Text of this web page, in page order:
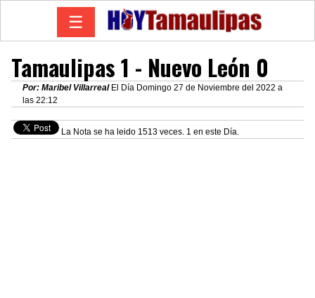
☰
Tamaulipas 1 - Nuevo León 0
Por: Maribel VillarrealEl Día Domingo 27 de Noviembre del 2022 a
las 22:12
La Nota se ha leido 1513 veces. 1 en este Día.